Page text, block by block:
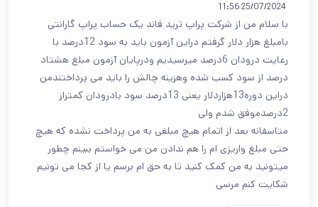
25/07/2024 11:56
با سلام من از شرکت پراپ ترید فاند یک حساب پراپ گارانتی
بامبلغ هزار دلار گرفتم دراین آزمون باید به سود 12درصد با
رعایت درودان 6درصد میرسیدیم ودرپایان آزمون مبلغ هشتاد
درصد از سود کسب شده وهزینه چالش را باید می پرداختندمن
دراین دوره13هزاردلار یعنی 13درصد سود بادرودان کمتراز
2درصدموفق شدم ولی
متاسفانه بعد از اتمام هیچ مبلغی به من پرداخت نشده که هیچ
حتی مبلغ واریزی ام را هم ندادن من می خواستم ببینم چطور
میتونید به من کمک کنید تا به حق ام برسم یا از کجا می تونیم
شکایت کنم مرسی